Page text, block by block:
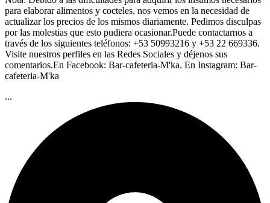
para elaborar alimentos y cocteles, nos vemos en la necesidad de
actualizar los precios de los mismos diariamente. Pedimos disculpas
por las molestias que esto pudiera ocasionar.Puede contactarnos a
través de los siguientes teléfonos: +53 50993216 y +53 22 669336.
Visite nuestros perfiles en las Redes Sociales y déjenos sus
comentarios.En Facebook: Bar-cafeteria-M'ka. En Instagram: Bar-
cafeteria-M'ka
...